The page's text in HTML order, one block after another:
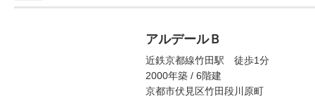
アルデールＢ
近鉄京都線竹田駅 徒歩1分
2000年築 / 6階建
京都市伏見区竹田段川原町